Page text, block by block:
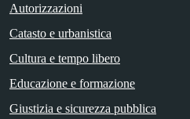
Autorizzazioni
Catasto e urbanistica
Cultura e tempo libero
Educazione e formazione
Giustizia e sicurezza pubblica